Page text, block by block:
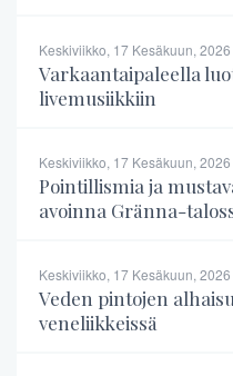
Keskiviikko, 17 Kesäkuun, 2026
Varkaantaipaleella
livemusiikkiin
Keskiviikko, 17 Kesäkuun, 2026
Pointillismia ja
avoinna Gränna-
Keskiviikko, 17 Kesäkuun, 2026
Veden pintojen
veneliikkeissä